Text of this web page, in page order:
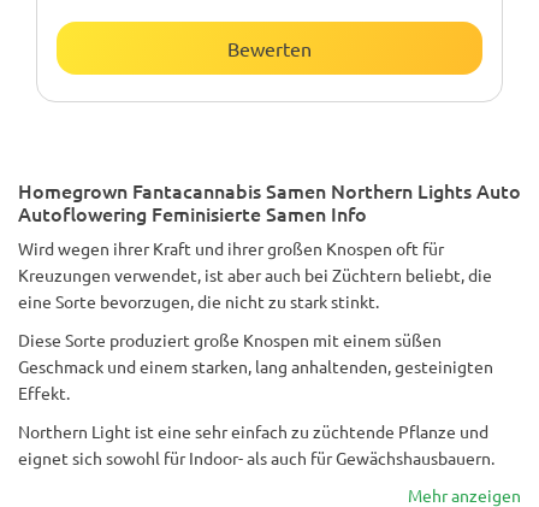
Bewerten
Homegrown Fantacannabis Samen Northern Lights Auto
Autoflowering Feminisierte Samen Info
Wird wegen ihrer Kraft und ihrer großen Knospen oft für
Kreuzungen verwendet, ist aber auch bei Züchtern beliebt, die
eine Sorte bevorzugen, die nicht zu stark stinkt.
Diese Sorte produziert große Knospen mit einem süßen
Geschmack und einem starken, lang anhaltenden, gesteinigten
Effekt.
Northern Light ist eine sehr einfach zu züchtende Pflanze und
eignet sich sowohl für Indoor- als auch für Gewächshausbauern.
Mehr anzeigen